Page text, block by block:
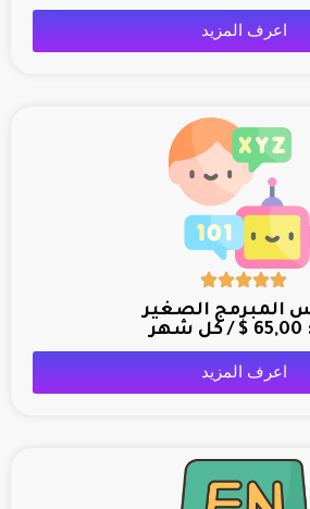
اعرف المزيد
المبرمج الصغير
$ 65,00 / كل شهر
اعرف المزيد